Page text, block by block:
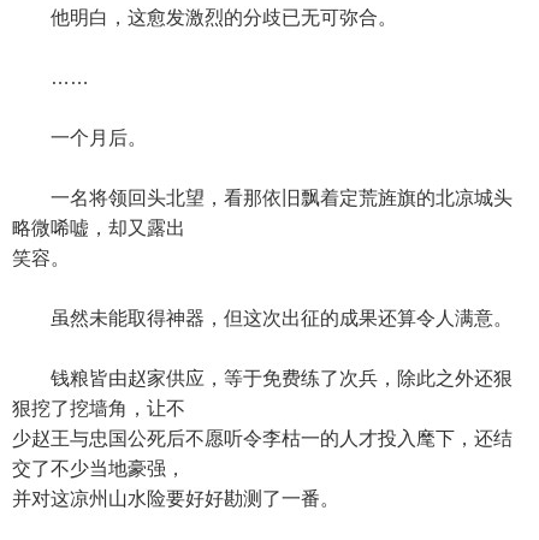
他明白，这愈发激烈的分歧已无可弥合。
……
一个月后。
一名将领回头北望，看那依旧飘着定荒旌旗的北凉城头
略微唏嘘，却又露出
笑容。
虽然未能取得神器，但这次出征的成果还算令人满意。
钱粮皆由赵家供应，等于免费练了次兵，除此之外还狠
狠挖了挖墙角，让不
少赵王与忠国公死后不愿听令李枯一的人才投入麾下，还结
交了不少当地豪强，
并对这凉州山水险要好好勘测了一番。